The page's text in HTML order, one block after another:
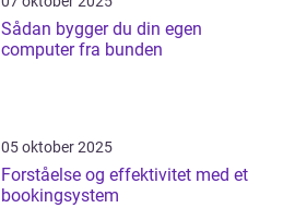
Sådan bygger du din egen
computer fra bunden
05 oktober 2025
Forståelse og effektivitet med et
bookingsystem